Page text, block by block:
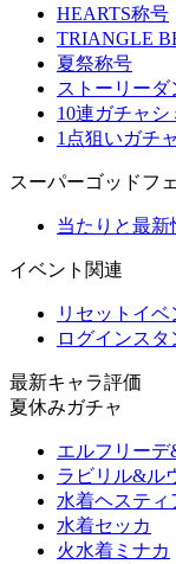
HEARTS称号
TRIANGLE
夏祭称号
ストーリーダ
10連ガチャシ
1点狙いガチ
スーパーゴッドフ
当たりと最新
イベント関連
リセットイベ
ログインスタ
最新キャラ評価
夏休みガチャ
エルフリー
ラビリル&ル
水着ヘスティ
水着セッカ
火水着ミナカ